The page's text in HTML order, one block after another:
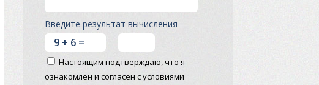
Введите результат вычисления
Настоящим подтверждаю, что я
ознакомлен и согласен с условиями